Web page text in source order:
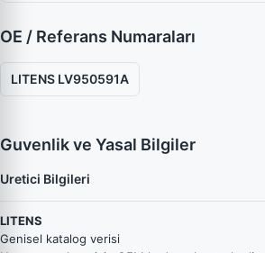
OE / Referans Numaraları
LITENS LV950591A
Guvenlik ve Yasal Bilgiler
Uretici Bilgileri
LITENS
Genisel katalog verisi